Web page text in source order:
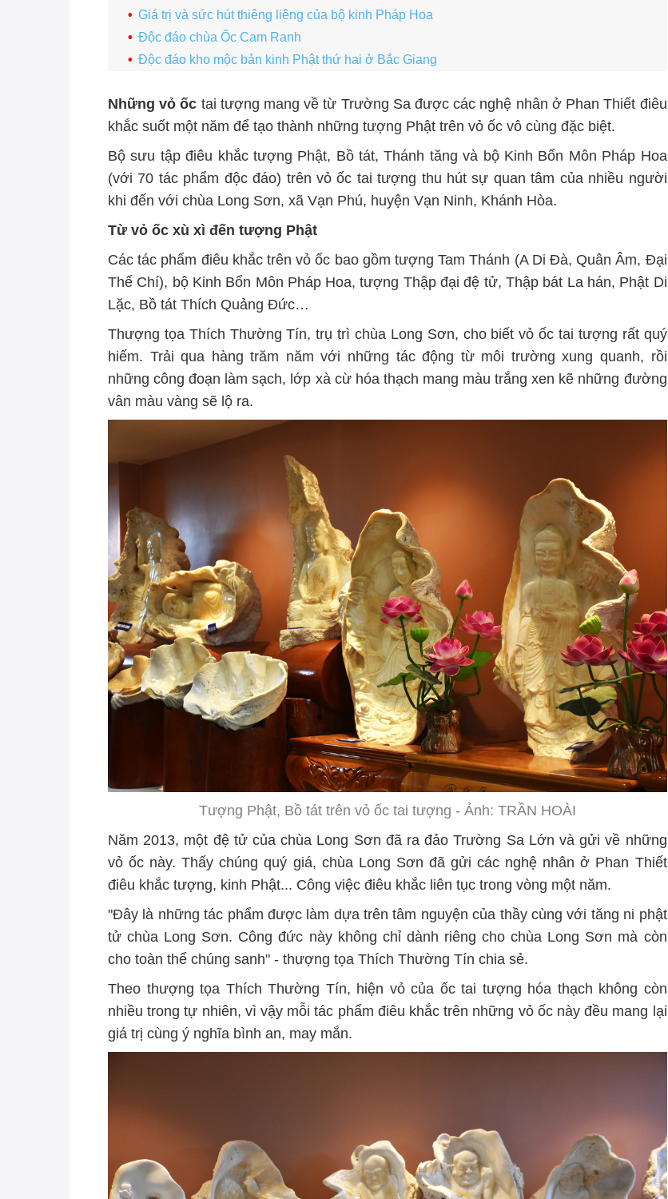
Giá trị và sức hút thiêng liêng của bộ kinh Pháp Hoa
Độc đáo chùa Ốc Cam Ranh
Độc đáo kho mộc bản kinh Phật thứ hai ở Bắc Giang
Những vỏ ốc tai tượng mang về từ Trường Sa được các nghệ nhân ở Phan Thiết điêu
khắc suốt một năm để tạo thành những tượng Phật trên vỏ ốc vô cùng đặc biệt.
Bộ sưu tập điêu khắc tượng Phật, Bồ tát, Thánh tăng và bộ Kinh Bổn Môn Pháp Hoa
(với 70 tác phẩm độc đáo) trên vỏ ốc tai tượng thu hút sự quan tâm của nhiều người
khi đến với chùa Long Sơn, xã Vạn Phú, huyện Vạn Ninh, Khánh Hòa.
Từ vỏ ốc xù xì đến tượng Phật
Các tác phẩm điêu khắc trên vỏ ốc bao gồm tượng Tam Thánh (A Di Đà, Quân Âm, Đại
Thế Chí), bộ Kinh Bổn Môn Pháp Hoa, tượng Thập đại đệ tử, Thập bát La hán, Phật Di
Lặc, Bồ tát Thích Quảng Đức…
Thượng tọa Thích Thường Tín, trụ trì chùa Long Sơn, cho biết vỏ ốc tai tượng rất quý
hiếm. Trải qua hàng trăm năm với những tác động từ môi trường xung quanh, rồi
những công đoạn làm sạch, lớp xà cừ hóa thạch mang màu trắng xen kẽ những đường
vân màu vàng sẽ lộ ra.
Tượng Phật, Bồ tát trên vỏ ốc tai tượng - Ảnh: TRẦN HOÀI
Năm 2013, một đệ tử của chùa Long Sơn đã ra đảo Trường Sa Lớn và gửi về những
vỏ ốc này. Thấy chúng quý giá, chùa Long Sơn đã gửi các nghệ nhân ở Phan Thiết
điêu khắc tượng, kinh Phật... Công việc điêu khắc liên tục trong vòng một năm.
"Đây là những tác phẩm được làm dựa trên tâm nguyện của thầy cùng với tăng ni phật
tử chùa Long Sơn. Công đức này không chỉ dành riêng cho chùa Long Sơn mà còn
cho toàn thể chúng sanh" - thượng tọa Thích Thường Tín chia sẻ.
Theo thượng tọa Thích Thường Tín, hiện vỏ của ốc tai tượng hóa thạch không còn
nhiều trong tự nhiên, vì vậy mỗi tác phẩm điêu khắc trên những vỏ ốc này đều mang lại
giá trị cùng ý nghĩa bình an, may mắn.